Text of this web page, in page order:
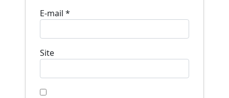
E-mail*
Site